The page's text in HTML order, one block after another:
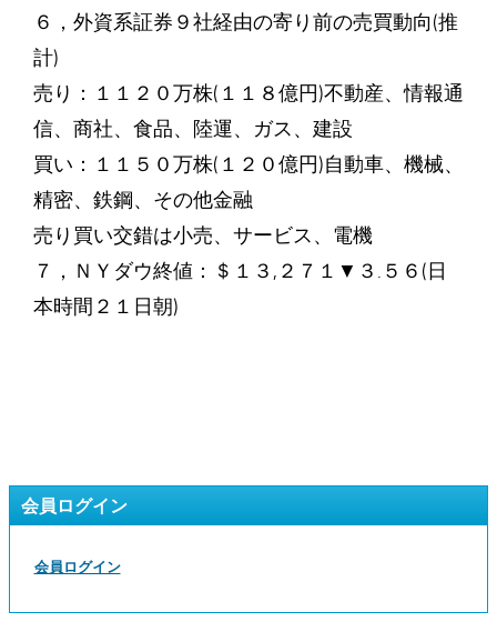
６，外資系証券９社経由の寄り前の売買動向(推
計)
売り：１１２０万株(１１８億円)不動産、情報通
信、商社、食品、陸運、ガス、建設
買い：１１５０万株(１２０億円)自動車、機械、
精密、鉄鋼、その他金融
売り買い交錯は小売、サービス、電機
７，ＮＹダウ終値：＄１３,２７１▼３.５６(日
本時間２１日朝)
会員ログイン
会員ログイン